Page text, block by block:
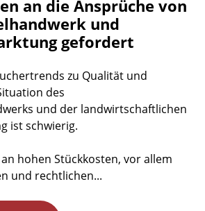
an die Ansprüche von
und
gefordert
zu Qualität und
des
und der landwirtschaftlichen
ist schwierig.
hohen Stückkosten, vor allem
und rechtlichen...